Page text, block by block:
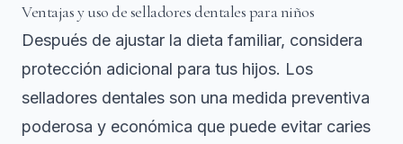
Ventajas y uso de selladores dentales para niños
Después de ajustar la dieta familiar, considera
protección adicional para tus hijos. Los
selladores dentales son una medida preventiva
poderosa y económica que puede evitar caries